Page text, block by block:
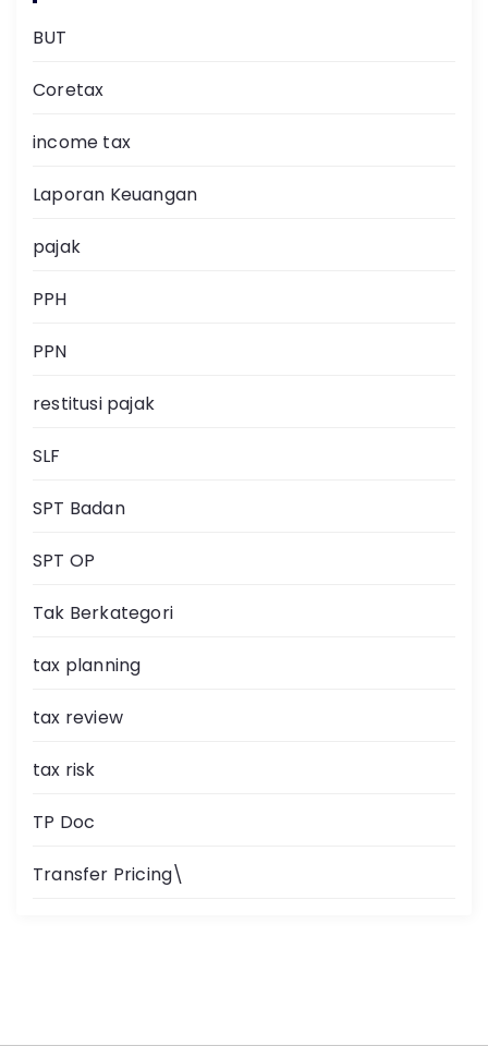
BUT
Coretax
income tax
Laporan Keuangan
pajak
PPH
PPN
restitusi pajak
SLF
SPT Badan
SPT OP
Tak Berkategori
tax planning
tax review
tax risk
TP Doc
Transfer Pricing\